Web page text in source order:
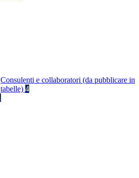
Consulenti e collaboratori (da pubblicare in
tabelle) 4